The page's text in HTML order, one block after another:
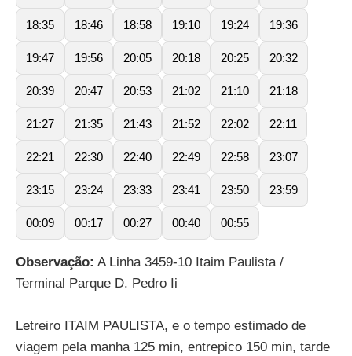
18:35 18:46 18:58 19:10 19:24 19:36
19:47 19:56 20:05 20:18 20:25 20:32
20:39 20:47 20:53 21:02 21:10 21:18
21:27 21:35 21:43 21:52 22:02 22:11
22:21 22:30 22:40 22:49 22:58 23:07
23:15 23:24 23:33 23:41 23:50 23:59
00:09 00:17 00:27 00:40 00:55
Observação: A Linha 3459-10 Itaim Paulista /
Terminal Parque D. Pedro Ii
Letreiro ITAIM PAULISTA, e o tempo estimado de
viagem pela manha 125 min, entrepico 150 min, tarde